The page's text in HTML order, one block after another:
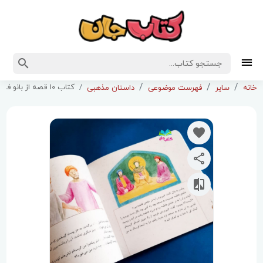
خانه سایر فهرست موضوعی داستان مذهبی کتاب 10 قصه از بانو فاطمه سلام الله علیها